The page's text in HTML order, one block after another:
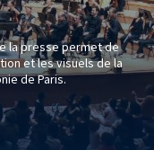
la presse permet de
et les visuels de la
de Paris.